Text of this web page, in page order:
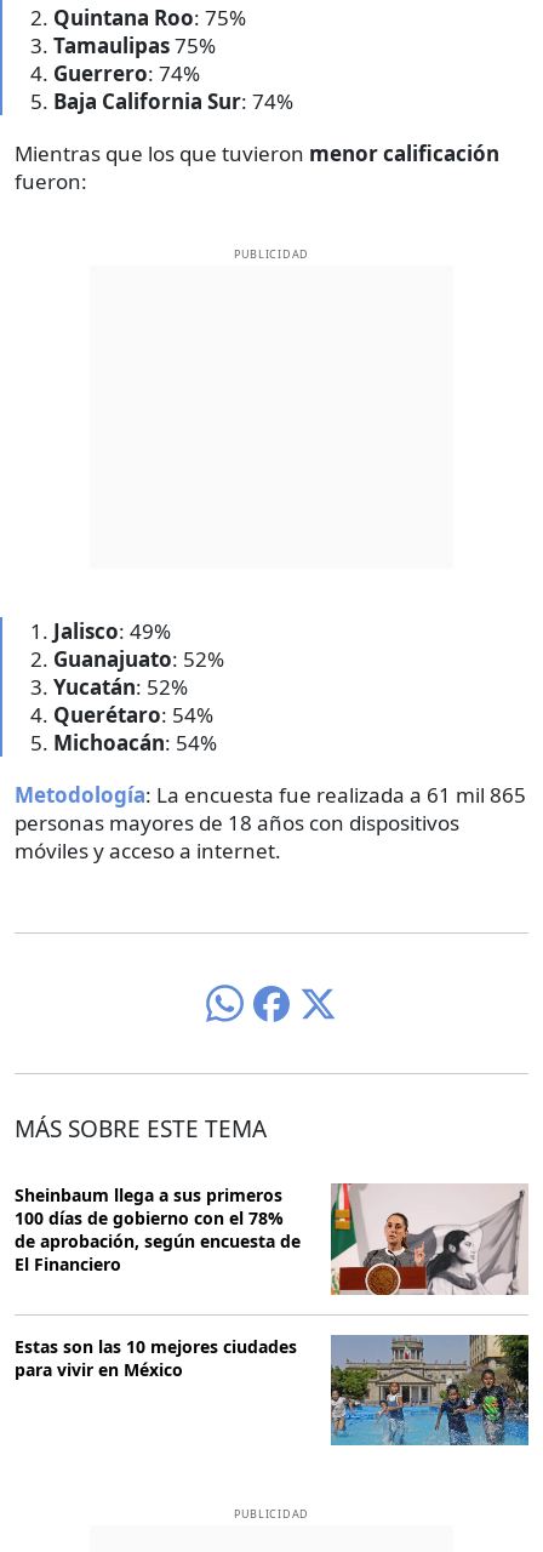
Quintana Roo: 75%
Tamaulipas75%
Guerrero: 74%
Baja California Sur: 74%
Mientras que los que tuvieron menor calificación
fueron:
PUBLICIDAD
Jalisco: 49%
Guanajuato: 52%
Yucatán: 52%
Querétaro: 54%
Michoacán: 54%
Metodología: La encuesta fue realizada a 61 mil 865
personas mayores de 18 años con dispositivos
móviles y acceso a internet.
MÁS SOBRE ESTE TEMA
Sheinbaum llega a sus primeros
100 días de gobierno con el 78%
de aprobación, según encuesta de
El Financiero
Estas son las 10 mejores ciudades
para vivir en México
PUBLICIDAD